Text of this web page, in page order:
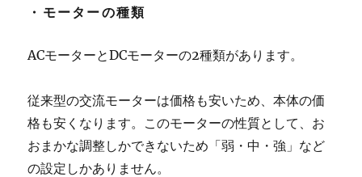
・モーターの種類
ACモーターとDCモーターの2種類があります。
従来型の交流モーターは価格も安いため、本体の価
格も安くなります。このモーターの性質として、お
おまかな調整しかできないため「弱・中・強」など
の設定しかありません。